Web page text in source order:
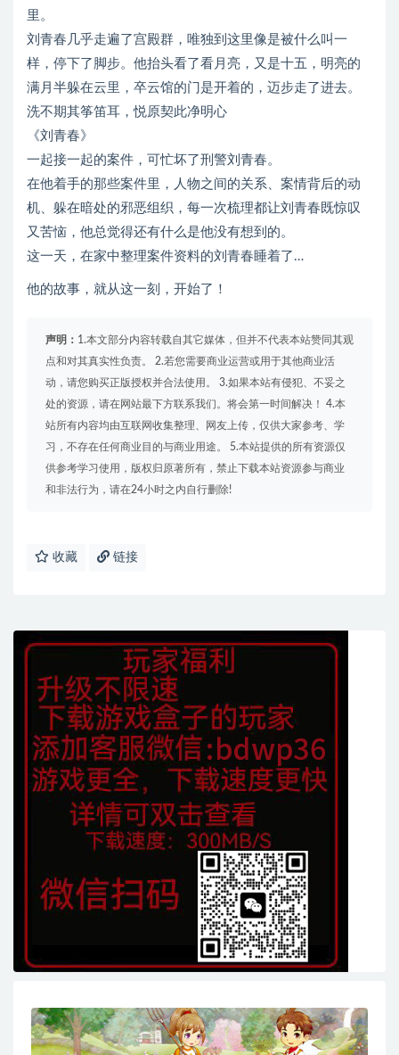
里。
刘青春几乎走遍了宫殿群，唯独到这里像是被什么叫一
样，停下了脚步。他抬头看了看月亮，又是十五，明亮的
满月半躲在云里，卒云馆的门是开着的，迈步走了进去。
洗不期其筝笛耳，悦原契此净明心
《刘青春》
一起接一起的案件，可忙坏了刑警刘青春。
在他着手的那些案件里，人物之间的关系、案情背后的动
机、躲在暗处的邪恶组织，每一次梳理都让刘青春既惊叹
又苦恼，他总觉得还有什么是他没有想到的。
这一天，在家中整理案件资料的刘青春睡着了…
他的故事，就从这一刻，开始了！
声明： 1.本文部分内容转载自其它媒体，但并不代表本站赞同其观
点和对其真实性负责。 2.若您需要商业运营或用于其他商业活
动，请您购买正版授权并合法使用。 3.如果本站有侵犯、不妥之
处的资源，请在网站最下方联系我们。将会第一时间解决！ 4.本
站所有内容均由互联网收集整理、网友上传，仅供大家参考、学
习，不存在任何商业目的与商业用途。 5.本站提供的所有资源仅
供参考学习使用，版权归原著所有，禁止下载本站资源参与商业
和非法行为，请在24小时之内自行删除!
收藏 链接